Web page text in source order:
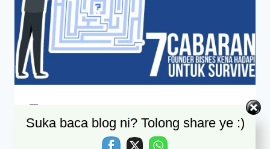
7 CABARAN YANG
FOUNDER PERLU HADAPI
Suka baca blog ni? Tolong share ye :)